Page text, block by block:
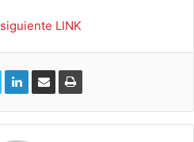
siguiente LINK